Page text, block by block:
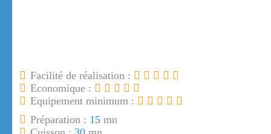
Facilité de réalisation :
Economique :
Equipement minimum :
Préparation : 15 mn